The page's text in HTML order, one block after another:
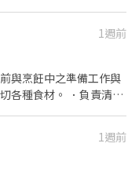
，並以舒適衛生的用
懇價格，強調食品安
起、朋友一起，皆可享
1週前
與烹飪中之準備工作與
各種食材。 ．負責清理
空間大，對餐飲有熱1週前